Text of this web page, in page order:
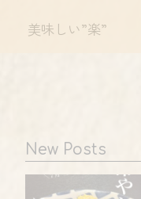
美味しい”楽”
New Posts